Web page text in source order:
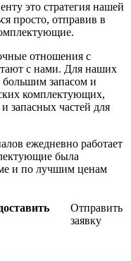
это стратегия нашей
просто, отправив в
отношения с
с нами. Для наших
большим запасом и
комплектующих,
запасных частей для
ежедневно работает
была
и по лучшим ценам
Отправить
заявку